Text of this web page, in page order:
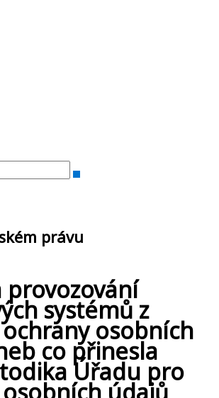
právu
provozování
systémů z
osobních
co přinesla
Úřadu pro
údajů